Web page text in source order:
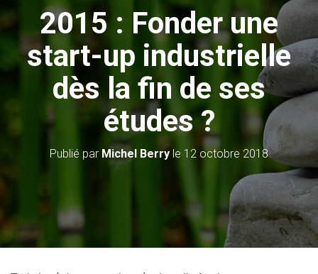
V
T
2015 : Fonder une
start-up industrielle
dès la fin de ses
études ?
Publié par Michel Berry le 12 octobre 2018